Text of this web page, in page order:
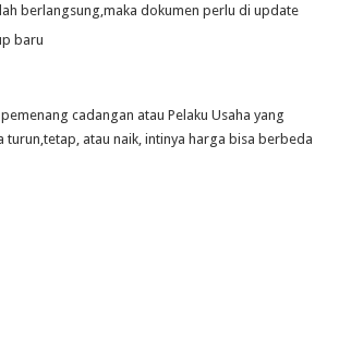
berlangsung,maka dokumen perlu di update
baru
cadangan atau Pelaku Usaha yang
atau naik, intinya harga bisa berbeda